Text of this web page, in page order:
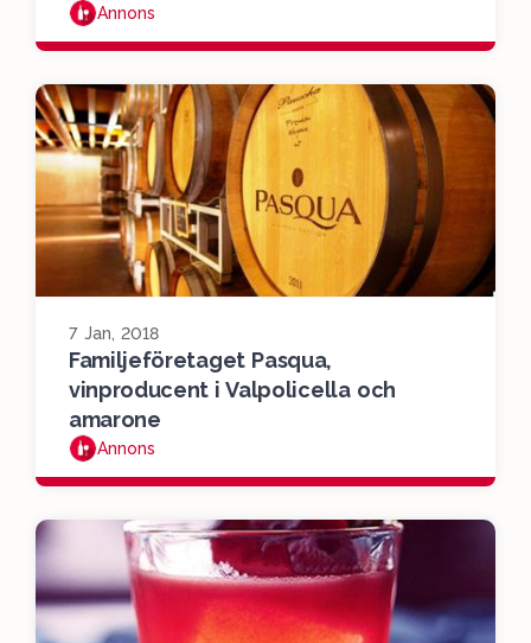
Annons
7 Jan, 2018
Familjeföretaget Pasqua,
vinproducent i Valpolicella och
amarone
Annons